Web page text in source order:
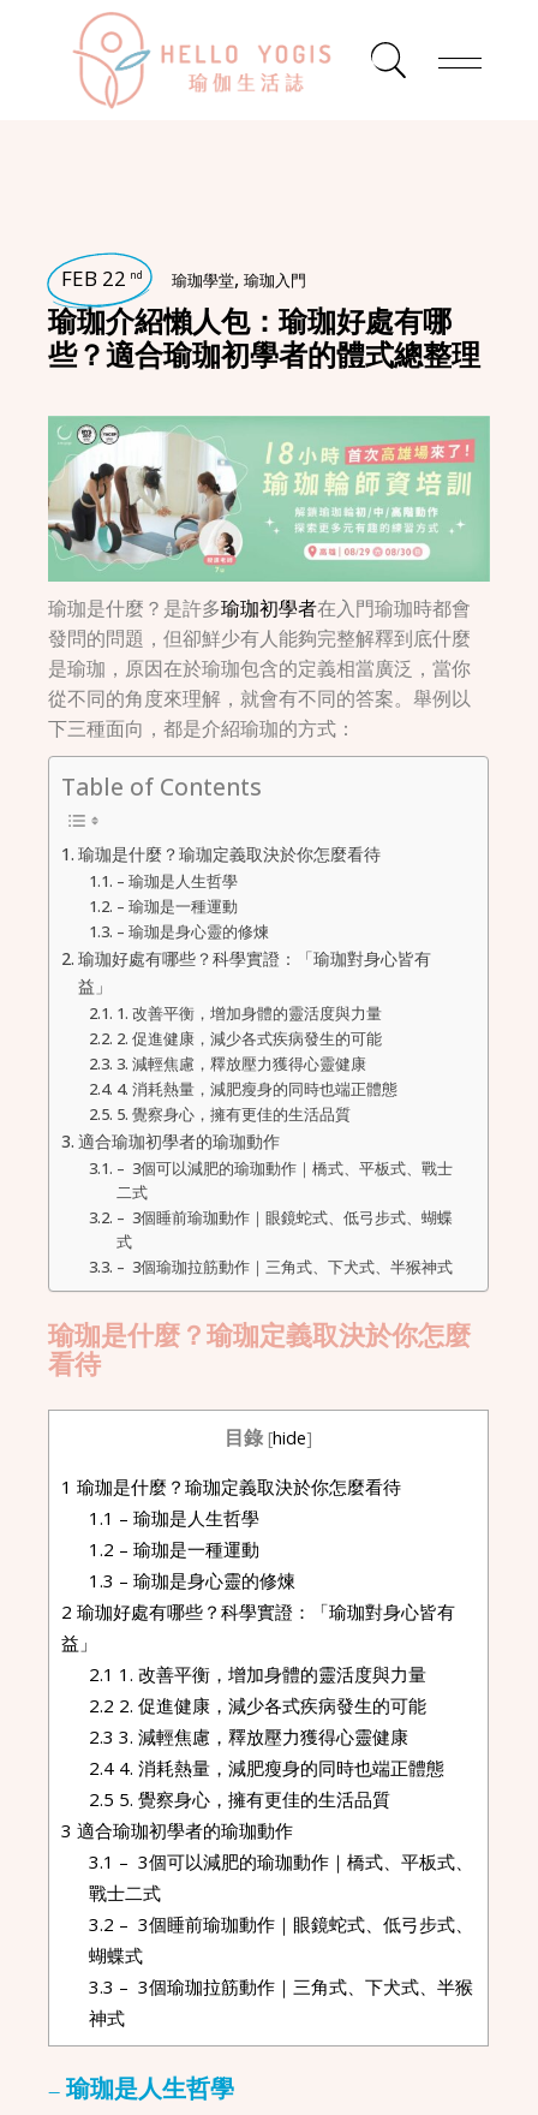
FEB 22 nd 瑜珈學堂,瑜珈入門
瑜珈介紹懶人包：瑜珈好處有哪
些？適合瑜珈初學者的體式總整理
瑜珈是什麼？是許多瑜珈初學者在入門瑜珈時都會
發問的問題，但卻鮮少有人能夠完整解釋到底什麼
是瑜珈，原因在於瑜珈包含的定義相當廣泛，當你
從不同的角度來理解，就會有不同的答案。舉例以
下三種面向，都是介紹瑜珈的方式：
Table of Contents
瑜珈是什麼？瑜珈定義取決於你怎麼看待
– 瑜珈是人生哲學
– 瑜珈是一種運動
– 瑜珈是身心靈的修煉
瑜珈好處有哪些？科學實證：「瑜珈對身心皆有
益」
1. 改善平衡，增加身體的靈活度與力量
2. 促進健康，減少各式疾病發生的可能
3. 減輕焦慮，釋放壓力獲得心靈健康
4. 消耗熱量，減肥瘦身的同時也端正體態
5. 覺察身心，擁有更佳的生活品質
適合瑜珈初學者的瑜珈動作
– 3個可以減肥的瑜珈動作｜橋式、平板式、戰士
二式
– 3個睡前瑜珈動作｜眼鏡蛇式、低弓步式、蝴蝶
式
– 3個瑜珈拉筋動作｜三角式、下犬式、半猴神式
瑜珈是什麼？瑜珈定義取決於你怎麼
看待
目錄 [hide]
1 瑜珈是什麼？瑜珈定義取決於你怎麼看待
1.1 – 瑜珈是人生哲學
1.2 – 瑜珈是一種運動
1.3 – 瑜珈是身心靈的修煉
2 瑜珈好處有哪些？科學實證：「瑜珈對身心皆有
益」
2.1 1. 改善平衡，增加身體的靈活度與力量
2.2 2. 促進健康，減少各式疾病發生的可能
2.3 3. 減輕焦慮，釋放壓力獲得心靈健康
2.4 4. 消耗熱量，減肥瘦身的同時也端正體態
2.5 5. 覺察身心，擁有更佳的生活品質
3 適合瑜珈初學者的瑜珈動作
3.1 – 3個可以減肥的瑜珈動作｜橋式、平板式、
戰士二式
3.2 – 3個睡前瑜珈動作｜眼鏡蛇式、低弓步式、
蝴蝶式
3.3 – 3個瑜珈拉筋動作｜三角式、下犬式、半猴
神式
– 瑜珈是人生哲學